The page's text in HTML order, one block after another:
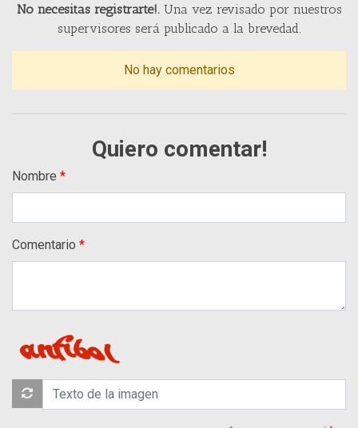
No necesitas registrarte!.Una vez revisado por nuestros
supervisores será publicado a la brevedad.
No hay comentarios
Quiero comentar!
Nombre
Comentario